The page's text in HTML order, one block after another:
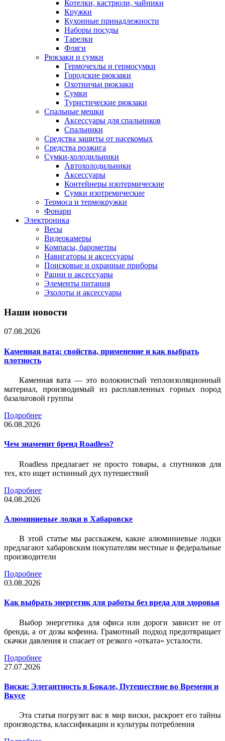
Котелки, кастрюли, чайники
Кружки
Кухонные принадлежности
Наборы посуды
Тарелки
Фляги
Рюкзаки и сумки
Гермочехлы и гермосумки
Городские рюкзаки
Охотничьи рюкзаки
Сумки
Туристические рюкзаки
Спальные мешки
Аксессуары для спальников
Спальники
Средства защиты от насекомых
Средства розжига
Сумки-холодильники
Автохолодильники
Аксессуары
Контейнеры изотермические
Сумки изотремические
Термоса и термокружки
Фонари
Электроника
Весы
Видеокамеры
Компасы, барометры
Навигаторы и аксессуары
Поисковые и охранные приборы
Рации и аксессуары
Элементы питания
Эхолоты и аксессуары
Наши новости
07.08.2026
Каменная вата: свойства, применение и как выбрать
плотность
Каменная вата — это волокнистый теплоизоляционный
материал, производимый из расплавленных горных пород
базальтовой группы
Подробнее
06.08.2026
Чем знаменит бренд Roadless?
Roadless предлагает не просто товары, а спутников для
тех, кто ищет истинный дух путешествий
Подробнее
04.08.2026
Алюминиевые лодки в Хабаровске
В этой статье мы расскажем, какие алюминиевые лодки
предлагают хабаровским покупателям местные и федеральные
производители
Подробнее
03.08.2026
Как выбрать энергетик для работы без вреда для здоровья
Выбор энергетика для офиса или дороги зависит не от
бренда, а от дозы кофеина. Грамотный подход предотвращает
скачки давления и спасает от резкого «отката» усталости.
Подробнее
27.07.2026
Виски: Элегантность в Бокале, Путешествие во Времени и
Вкусе
Эта статья погрузит вас в мир виски, раскроет его тайны
производства, классификации и культуры потребления